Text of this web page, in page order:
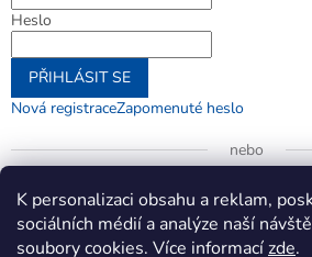
K personalizaci obsahu a reklam,
sociálních médií a analýze naší
soubory cookies. Více informacízde.
Heslo
PŘIHLÁSIT SE
Nová registraceZapomenuté heslo
nebo
Přihlásit se